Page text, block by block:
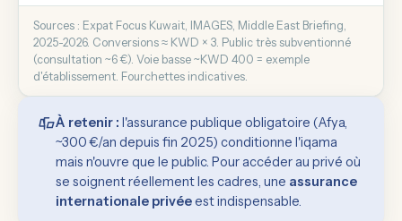
Sources : Expat Focus Kuwait, IMAGES, Middle East Briefing,
2025-2026. Conversions ≈ KWD × 3. Public très subventionné
(consultation ~6 €). Voie basse ~KWD 400 = exemple
d'établissement. Fourchettes indicatives.
À retenir : l'assurance publique obligatoire (Afya,
~300 €/an depuis fin 2025) conditionne l'iqama
mais n'ouvre que le public. Pour accéder au privé où
se soignent réellement les cadres, une assurance
internationale privéeest indispensable.